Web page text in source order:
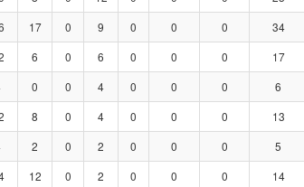
17 0 9 0 0 0 34
6 0 6 0 0 0 17
0 0 4 0 0 0 6
8 0 4 0 0 0 13
2 0 2 0 0 0 5
12 0 2 0 0 0 14